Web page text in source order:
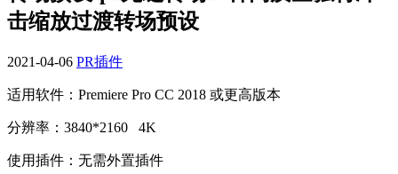
击缩放过渡转场预设
2021-04-06 PR插件
适用软件：Premiere Pro CC 2018 或更高版本
分辨率：3840*2160 4K
使用插件：无需外置插件